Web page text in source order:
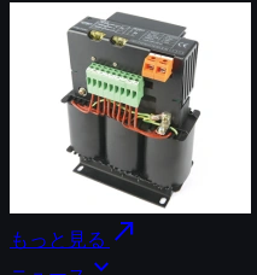
もっと見る north_east
expand_more